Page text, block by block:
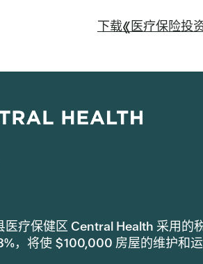
下载《医疗保险投
医疗保健区 Central Health 采用的
，将使 $100,000 房屋的维护和